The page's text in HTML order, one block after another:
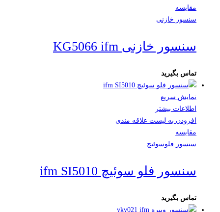
مقایسه
سنسور خازنی
سنسور خازنی KG5066 ifm
تماس بگیرید
نمایش سریع
اطلاعات بیشتر
افزودن به لیست علاقه مندی
مقایسه
سنسور فلوسوئیچ
سنسور فلو سوئیچ ifm SI5010
تماس بگیرید